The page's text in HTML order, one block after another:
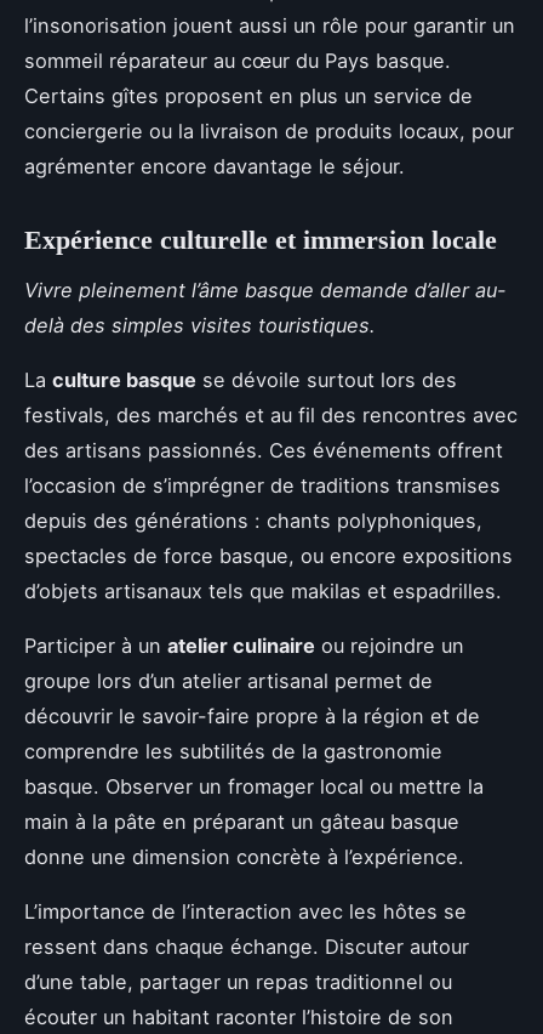
l’insonorisation jouent aussi un rôle pour garantir un
sommeil réparateur au cœur du Pays basque.
Certains gîtes proposent en plus un service de
conciergerie ou la livraison de produits locaux, pour
agrémenter encore davantage le séjour.
Expérience culturelle et immersion locale
Vivre pleinement l’âme basque demande d’aller au-
delà des simples visites touristiques.
La culture basque se dévoile surtout lors des
festivals, des marchés et au fil des rencontres avec
des artisans passionnés. Ces événements offrent
l’occasion de s’imprégner de traditions transmises
depuis des générations : chants polyphoniques,
spectacles de force basque, ou encore expositions
d’objets artisanaux tels que makilas et espadrilles.
Participer à un atelier culinaire ou rejoindre un
groupe lors d’un atelier artisanal permet de
découvrir le savoir-faire propre à la région et de
comprendre les subtilités de la gastronomie
basque. Observer un fromager local ou mettre la
main à la pâte en préparant un gâteau basque
donne une dimension concrète à l’expérience.
L’importance de l’interaction avec les hôtes se
ressent dans chaque échange. Discuter autour
d’une table, partager un repas traditionnel ou
écouter un habitant raconter l’histoire de son